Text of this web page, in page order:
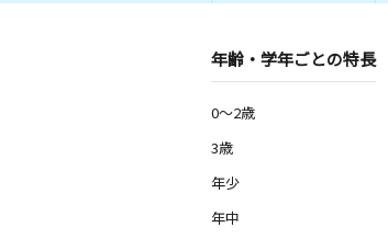
年齢・学年ごとの特長
0～2歳
3歳
年少
年中